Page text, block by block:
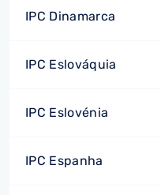
IPC Dinamarca
IPC Eslováquia
IPC Eslovénia
IPC Espanha